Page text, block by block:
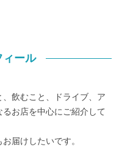
ィール
飲むこと、ドライブ、ア
お店を中心にご紹介して
届けしたいです。